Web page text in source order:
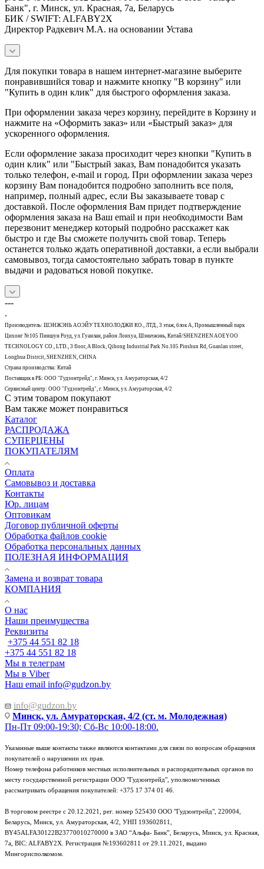
Банк", г. Минск, ул. Красная, 7а, Беларусь
БИК / SWIFT: ALFABY2X
Директор Радкевич М.А. на основании Устава
Для покупки товара в нашем интернет-магазине выберите
понравившийся товар и нажмите кнопку "В корзину" или
"Купить в один клик" для быстрого оформления заказа.
При оформлении заказа через корзину, перейдите в Корзину и
нажмите на «Оформить заказ» или «Быстрый заказ» для
ускоренного оформления.
Если оформление заказа просиходит через кнопки "Купить в
один клик" или "Быстрый заказ, Вам понадобится указать
только телефон, e-mail и город. При оформлении заказа через
корзину Вам понадобится подробно заполнить все поля,
например, полный адрес, если Вы заказываете товар с
доставкой. После оформления Вам придет подтверждение
оформления заказа на Ваш email и при необходимости Вам
перезвонит менеджер который подробно расскажет как
быстро и где Вы сможете получить свой товар. Теперь
останется только ждать оперативной доставки, а если выбрали
самовывоз, тогда самостоятельно забрать товар в пункте
выдачи и радоваться новой покупке.
---
.
Производитель: ШЭНЖЭНЬ АОЭЙУ ТЕХНОЛОДЖИ КО., ЛТД., 3 этаж, блок А, Промышленный парк
Цихонг №105 Пиншун Роуд, ул. Гуанлан, район Лонхуа, Шэньчжэнь, Китай/SHENZHEN AOEYOO
TECHNOLOGY CO., LTD., 3 floor, A Block, Qihong Industrial Park No.105 Pinshun Rd, Guanlan street,
Longhua Distrcit, SHENZHEN, CHINA
Страна производства: Китай
Поставщик в РБ: ООО "Гудзонтрейд", г. Минск, ул. Амураторская, 4/2
Сервисный центр: ООО "Гудзонтрейд", г. Минск, ул. Амураторская, 4/2
С этим товаром покупают
Вам также может понравиться
Каталог
РАСПРОДАЖА
СУПЕРЦЕНЫ
ПОКУПАТЕЛЯМ
Оплата
Самовывоз и доставка
Контакты
Юр. лицам
Оптовикам
Договор публичной оферты
Обработка файлов cookie
Обработка персональных данных
ПОЛЕЗНАЯ ИНФОРМАЦИЯ
Замена и возврат товара
КОМПАНИЯ
О нас
Наши преимущества
Реквизиты
+375 44 551 82 18
+375 44 551 82 18
Мы в телеграм
Мы в Viber
Наш email info@gudzon.by
info@gudzon.by
Минск, ул. Амураторская, 4/2 (ст. м. Молодежная)
Пн-Пт 09:00-19:30; Сб-Вс 10:00-18:00.
Указанные выше контакты также являются контактами для связи по вопросам обращения
покупателей о нарушении их прав.
Номер телефона работников местных исполнительных и распорядительных органов по
месту государственной регистрации ООО "Гудзонтрейд", уполномоченных
рассматривать обращения покупателей: +375 17 374 01 46.
В торговом реестре с 20.12.2021, рег. номер 525430 ООО "Гудзонтрейд", 220004,
Беларусь, Минск, ул. Амураторская, 4/2, УНП 193602811,
BY45ALFA30122B23770010270000 в ЗАО “Альфа- Банк”, Беларусь, Минск, ул. Красная,
7а, BIC: ALFABY2X. Регистрация №193602811 от 29.11.2021, выдано
Мингорисполкомом.